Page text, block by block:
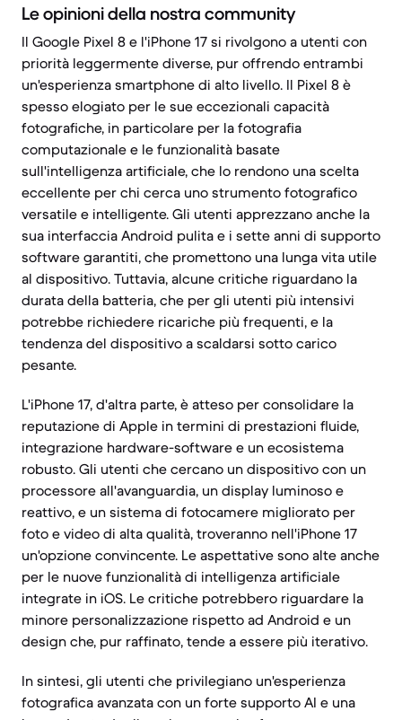
Le opinioni della nostra community
Il Google Pixel 8 e l'iPhone 17 si rivolgono a utenti con
priorità leggermente diverse, pur offrendo entrambi
un'esperienza smartphone di alto livello. Il Pixel 8 è
spesso elogiato per le sue eccezionali capacità
fotografiche, in particolare per la fotografia
computazionale e le funzionalità basate
sull'intelligenza artificiale, che lo rendono una scelta
eccellente per chi cerca uno strumento fotografico
versatile e intelligente. Gli utenti apprezzano anche la
sua interfaccia Android pulita e i sette anni di supporto
software garantiti, che promettono una lunga vita utile
al dispositivo. Tuttavia, alcune critiche riguardano la
durata della batteria, che per gli utenti più intensivi
potrebbe richiedere ricariche più frequenti, e la
tendenza del dispositivo a scaldarsi sotto carico
pesante.
L'iPhone 17, d'altra parte, è atteso per consolidare la
reputazione di Apple in termini di prestazioni fluide,
integrazione hardware-software e un ecosistema
robusto. Gli utenti che cercano un dispositivo con un
processore all'avanguardia, un display luminoso e
reattivo, e un sistema di fotocamere migliorato per
foto e video di alta qualità, troveranno nell'iPhone 17
un'opzione convincente. Le aspettative sono alte anche
per le nuove funzionalità di intelligenza artificiale
integrate in iOS. Le critiche potrebbero riguardare la
minore personalizzazione rispetto ad Android e un
design che, pur raffinato, tende a essere più iterativo.
In sintesi, gli utenti che privilegiano un'esperienza
fotografica avanzata con un forte supporto AI e una